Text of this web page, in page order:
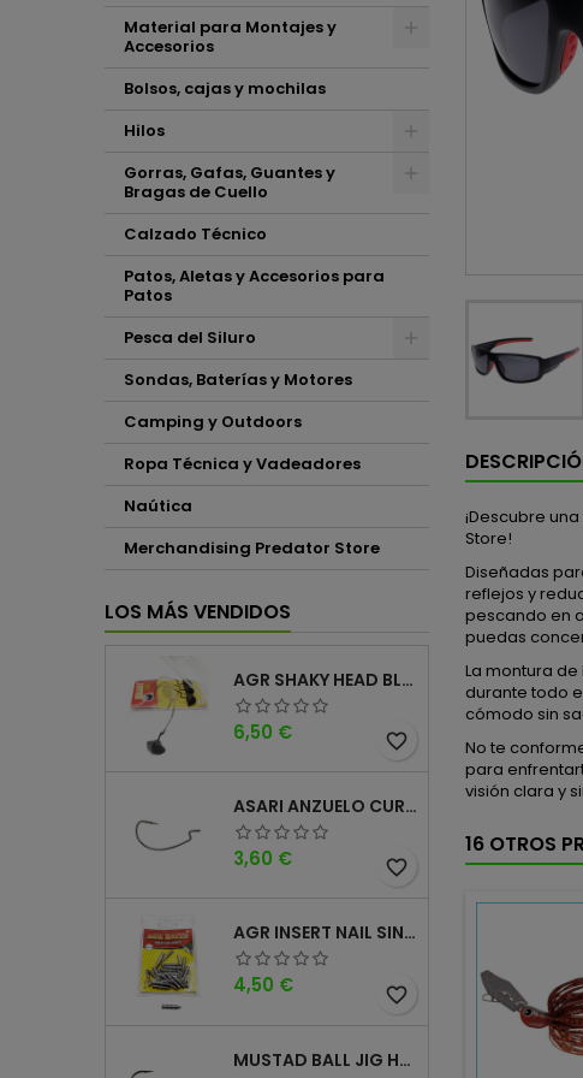
Material para Montajes y
Accesorios
Bolsos, cajas y mochilas
Hilos
Gorras, Gafas, Guantes y
Bragas de Cuello
Calzado Técnico
Patos, Aletas y Accesorios para
Patos
Pesca del Siluro
Sondas, Baterías y Motores
Camping y Outdoors
Ropa Técnica y Vadeadores
Naútica
Merchandising Predator Store
LOS MÁS VENDIDOS
AGR SHAKY HEAD BLACK 4PK
Precio
6,50 € favorite_border
ASARI ANZUELO CURVO CAROLINA WORM
Precio
3,60 € favorite_border
AGR INSERT NAIL SINKER
Precio
4,50 € favorite_border
MUSTAD BALL JIG HEAD KEEPER
¡Descubre
Store!
Diseñadas
reflejos y
pescando en
puedas
La montura
durante todo
cómodo sin
No te
para
visión clara y
16 OTROS